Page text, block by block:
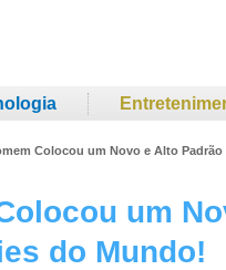
Colocou um Novo e Alto
um
do Mundo!